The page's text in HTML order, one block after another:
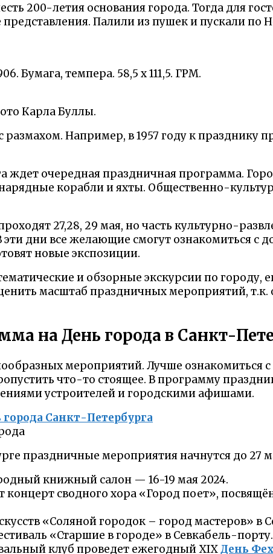
200-летия основания города. Тогда для
Палили из пушек и пускали
Бумага, темпера. 58,5 x 111,5. ГРМ.
Карла Буллы.
Например, в 1957 году к празднику
ждет очередная праздничная программа.
корабли и яхты. Общественно-
27,28, 29 мая, но часть культурно-
дни все желающие смогут ознакомиться с
новые экспозиции.
и обзорные экскурсии по городу,
масштаб праздничных мероприятий, т.к.
на День города в Санкт-
мероприятий. Лучше ознакомиться
что-то стоящее. В программу
устроителей и городскими афишами.
праздничные мероприятия начнутся до 27
книжный салон — 16-19 мая 2024.
концерт сводного хора «Город поет»,
«Соляной городок – город мастеров»
«Старшие в городе» в Севкабель-порту.
клуб проведет ежегодный XIXДень